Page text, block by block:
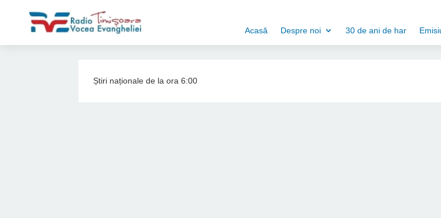
Acasă Despre noi 30 de ani de har
Știri naționale de la ora 6:00